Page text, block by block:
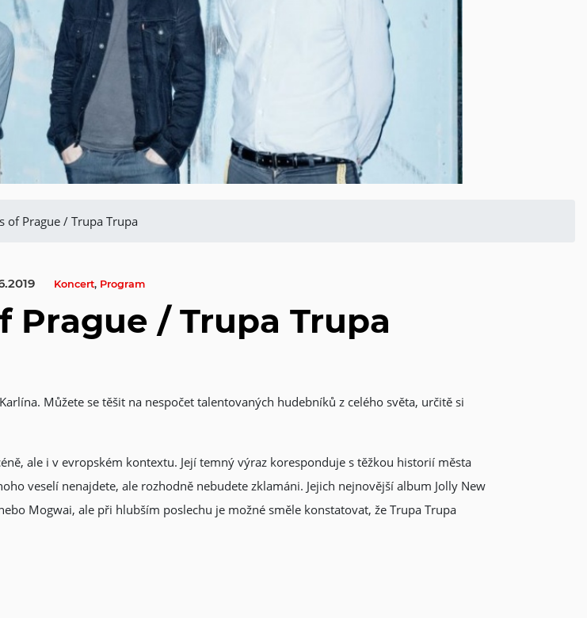
of Prague / Trupa Trupa
Koncert, Program
Prague / Trupa Trupa
Můžete se těšit na nespočet talentovaných hudebníků z celého světa, určitě si
ale i v evropském kontextu. Její temný výraz koresponduje s těžkou historií města
veselí nenajdete, ale rozhodně nebudete zklamáni. Jejich nejnovější album Jolly New
Mogwai, ale při hlubším poslechu je možné směle konstatovat, že Trupa Trupa